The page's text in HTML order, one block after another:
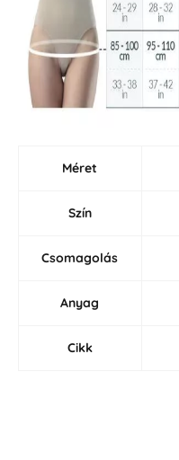
Méret
Szín
Csomagolás
Anyag
Cikk